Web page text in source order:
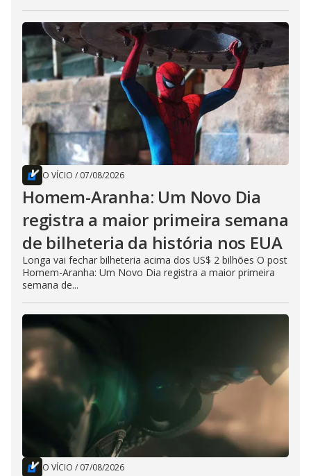
O VÍCIO / 07/08/2026
Homem-Aranha: Um Novo Dia
registra a maior primeira semana
de bilheteria da história nos EUA
Longa vai fechar bilheteria acima dos US$ 2 bilhões O post
Homem-Aranha: Um Novo Dia registra a maior primeira
semana de...
O VÍCIO / 07/08/2026